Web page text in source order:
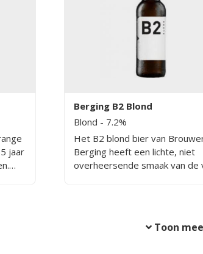
jaar
Berging B2 Blond
Blond - 7.2%
Het B2 blond bier van
Berging heeft een lichte, niet
overheersende smaak van de
Toon